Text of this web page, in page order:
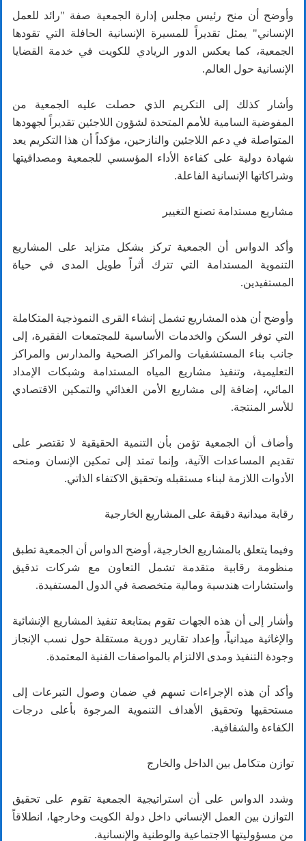
وأوضح أن منح رئيس مجلس إدارة الجمعية صفة "رائد للعمل
الإنساني" يمثل تقديراً للمسيرة الإنسانية الحافلة التي تقودها
الجمعية، كما يعكس الدور الريادي للكويت في خدمة القضايا
الإنسانية حول العالم.
وأشار كذلك إلى التكريم الذي حصلت عليه الجمعية من
المفوضية السامية للأمم المتحدة لشؤون اللاجئين تقديراً لجهودها
المتواصلة في دعم اللاجئين والنازحين، مؤكداً أن هذا التكريم يعد
شهادة دولية على كفاءة الأداء المؤسسي للجمعية ومصداقيتها
وشراكاتها الإنسانية الفاعلة.
مشاريع مستدامة تصنع التغيير
وأكد الدواس أن الجمعية تركز بشكل متزايد على المشاريع
التنموية المستدامة التي تترك أثراً طويل المدى في حياة
المستفيدين.
وأوضح أن هذه المشاريع تشمل إنشاء القرى النموذجية المتكاملة
التي توفر السكن والخدمات الأساسية للمجتمعات الفقيرة، إلى
جانب بناء المستشفيات والمراكز الصحية والمدارس والمراكز
التعليمية، وتنفيذ مشاريع المياه المستدامة وشبكات الإمداد
المائي، إضافة إلى مشاريع الأمن الغذائي والتمكين الاقتصادي
للأسر المنتجة.
وأضاف أن الجمعية تؤمن بأن التنمية الحقيقية لا تقتصر على
تقديم المساعدات الآنية، وإنما تمتد إلى تمكين الإنسان ومنحه
الأدوات اللازمة لبناء مستقبله وتحقيق الاكتفاء الذاتي.
رقابة ميدانية دقيقة على المشاريع الخارجية
وفيما يتعلق بالمشاريع الخارجية، أوضح الدواس أن الجمعية تطبق
منظومة رقابية متقدمة تشمل التعاون مع شركات تدقيق
واستشارات هندسية ومالية متخصصة في الدول المستفيدة.
وأشار إلى أن هذه الجهات تقوم بمتابعة تنفيذ المشاريع الإنشائية
والإغاثية ميدانياً، وإعداد تقارير دورية مستقلة حول نسب الإنجاز
وجودة التنفيذ ومدى الالتزام بالمواصفات الفنية المعتمدة.
وأكد أن هذه الإجراءات تسهم في ضمان وصول التبرعات إلى
مستحقيها وتحقيق الأهداف التنموية المرجوة بأعلى درجات
الكفاءة والشفافية.
توازن متكامل بين الداخل والخارج
وشدد الدواس على أن استراتيجية الجمعية تقوم على تحقيق
التوازن بين العمل الإنساني داخل دولة الكويت وخارجها، انطلاقاً
من مسؤوليتها الاجتماعية والوطنية والإنسانية.